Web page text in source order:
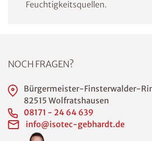
Feuchtigkeitsquellen.
NOCH FRAGEN?
Bürgermeister-Finsterwalder-
82515 Wolfratshausen
08171 - 24 64 639
info@isotec-gebhardt.de